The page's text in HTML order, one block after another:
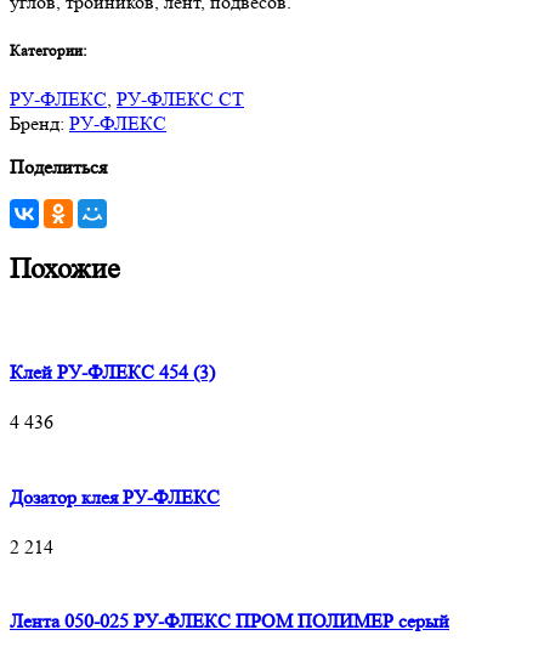
Категории:
РУ-ФЛЕКС, РУ-ФЛЕКС СТ
Бренд: РУ-ФЛЕКС
Поделиться
Похожие
Клей РУ-ФЛЕКС 454 (3)
4 436
Дозатор клея РУ-ФЛЕКС
2 214
Лента 050-025 РУ-ФЛЕКС ПРОМ ПОЛИМЕР серый